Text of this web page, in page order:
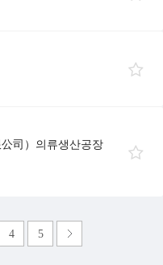
司）의류생산공장
4 5